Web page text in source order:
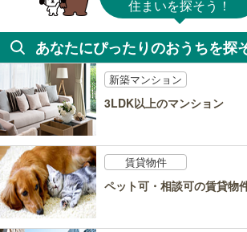
住まいを探そう！
あなたにぴったりのおうちを探
新築マンション
3LDK以上のマンション
賃貸物件
ペット可・相談可の賃貸物